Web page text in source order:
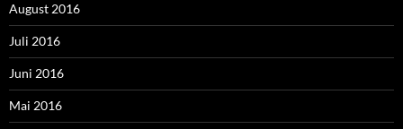
August 2016
Juli 2016
Juni 2016
Mai 2016